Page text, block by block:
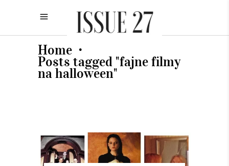
Home •
Posts tagged "fajne filmy
na halloween"